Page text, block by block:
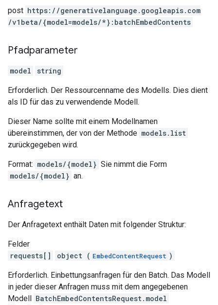
post https: / /generativelanguage.googleapis.com
/v1beta/{model=models/*}:batchEmbedContents
Pfadparameter
model string
Erforderlich. Der Ressourcenname des Modells. Dies dient
als ID für das zu verwendende Modell.
Dieser Name sollte mit einem Modellnamen
übereinstimmen, der von der Methode models.list
zurückgegeben wird.
Format: models/{model} Sie nimmt die Form
models/{model} an.
Anfragetext
Der Anfragetext enthält Daten mit folgender Struktur:
Felder
requests[]
object ( EmbedContentRequest )
Erforderlich. Einbettungsanfragen für den Batch. Das Modell
in jeder dieser Anfragen muss mit dem angegebenen
Modell BatchEmbedContentsRequest.model